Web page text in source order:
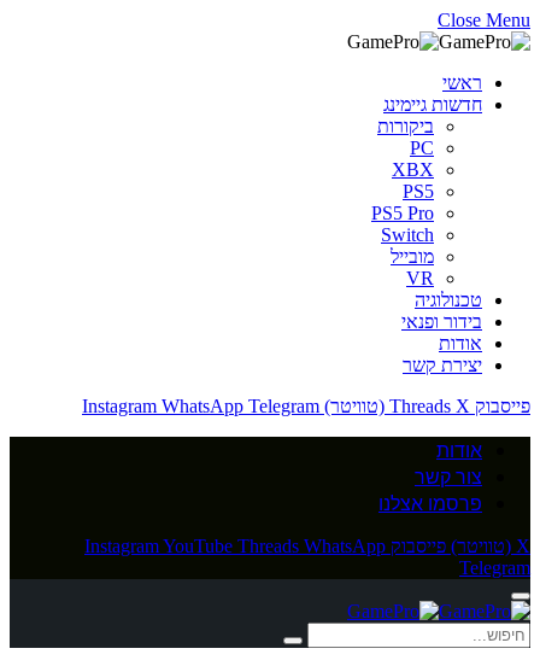
Close Menu
ראשי
חדשות גיימינג
ביקורות
PC
XBX
PS5
PS5 Pro
Switch
מובייל
VR
טכנולוגיה
בידור ופנאי
אודות
יצירת קשר
פייסבוק
Threads X (טוויטר) Instagram WhatsApp Telegram
אודות
צור קשר
פרסמו אצלנו
X (טוויטר) פייסבוק InstagramYouTube Threads WhatsApp
Telegram